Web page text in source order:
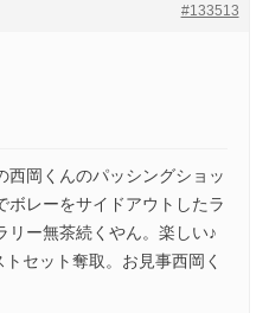
#133513
西岡くんのパッシングショッ
ボレーをサイドアウトしたラ
リー無茶続くやん。楽しい♪
セット奪取。お見事西岡く